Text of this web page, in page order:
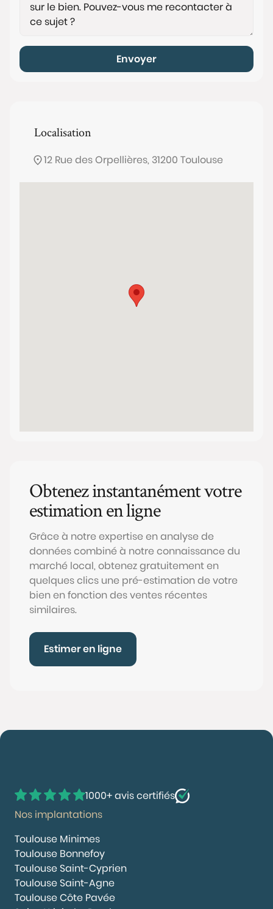
Envoyer
Localisation
12 Rue des Orpellières, 31200 Toulouse
Obtenez instantanément votre
estimation en ligne
Grâce à notre expertise en analyse de
données combiné à notre connaissance du
marché local, obtenez gratuitement en
quelques clics une pré-estimation de votre
bien en fonction des ventes récentes
similaires.
Estimer en ligne
1000+ avis certifiés
Nos implantations
Toulouse Minimes
Toulouse Bonnefoy
Toulouse Saint-Cyprien
Toulouse Saint-Agne
Toulouse Côte Pavée